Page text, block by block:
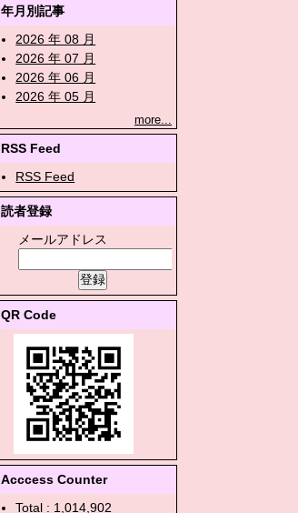
年月別記事
2026 年 08 月
2026 年 07 月
2026 年 06 月
2026 年 05 月
more...
RSS Feed
RSS Feed
読者登録
メールアドレス
QR Code
Acccess Counter
Total : 1,014,902